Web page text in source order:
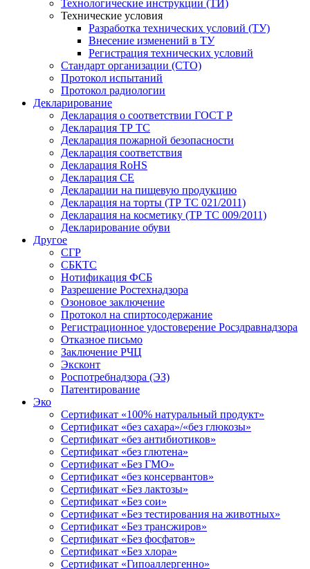
Технологические инструкции (ТИ)
Технические условия
Разработка технических условий (ТУ)
Внесение изменений в ТУ
Регистрация технических условий
Стандарт организации (СТО)
Протокол испытаний
Протокол радиологии
Декларирование
Декларация о соответствии ГОСТ Р
Декларация ТР ТС
Декларация пожарной безопасности
Декларация соответствия
Декларация RoHS
Декларация СЕ
Декларации на пищевую продукцию
Декларация на торты (ТР ТС 021/2011)
Декларация на косметику (ТР ТС 009/2011)
Декларирование обуви
Другое
СГР
СБКТС
Нотификация ФСБ
Разрешение Ростехнадзора
Озоновое заключение
Протокол на спиртосодержание
Регистрационное удостоверение Росздравнадзора
Отказное письмо
Заключение РЧЦ
Эксконт
Роспотребнадзора (ЭЗ)
Патентирование
Эко
Сертификат «100% натуральный продукт»
Сертификат «без сахара»/«без глюкозы»
Сертификат «без антибиотиков»
Сертификат «без глютена»
Сертификат «Без ГМО»
Сертификат «без консервантов»
Сертификат «Без лактозы»
Сертификат «Без сои»
Сертификат «Без тестирования на животных»
Сертификат «Без трансжиров»
Сертификат «Без фосфатов»
Сертификат «Без хлора»
Сертификат «Гипоаллергенно»